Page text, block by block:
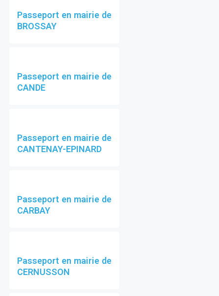
Passeport en mairie de
BROSSAY
Passeport en mairie de
CANDE
Passeport en mairie de
CANTENAY-EPINARD
Passeport en mairie de
CARBAY
Passeport en mairie de
CERNUSSON